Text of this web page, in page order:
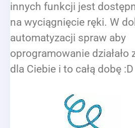
innych funkcji jest
na wyciągnięcie ręki. W
automatyzacji spraw aby
oprogramowanie działało
dla Ciebie i to całą dobę :D